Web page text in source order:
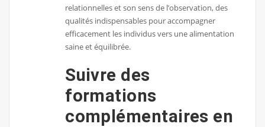
relationnelles et son sens de l’observation, des
qualités indispensables pour accompagner
efficacement les individus vers une alimentation
saine et équilibrée.
Suivre des
formations
complémentaires en